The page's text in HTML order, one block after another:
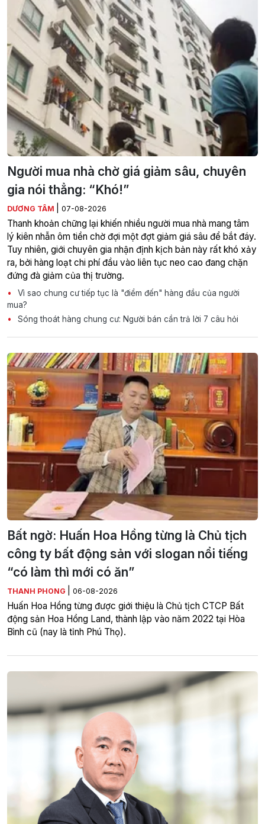
Người mua nhà chờ giá giảm sâu, chuyên
gia nói thẳng: “Khó!”
DƯƠNG TÂM 07-08-2026
Thanh khoản chững lại khiến nhiều người mua nhà mang tâm
lý kiên nhẫn ôm tiền chờ đợi một đợt giảm giá sâu để bắt đáy.
Tuy nhiên, giới chuyên gia nhận định kịch bản này rất khó xảy
ra, bởi hàng loạt chi phí đầu vào liên tục neo cao đang chặn
đứng đà giảm của thị trường.
Vì sao chung cư tiếp tục là "điểm đến" hàng đầu của người
mua?
Sóng thoát hàng chung cư: Người bán cần trả lời 7 câu hỏi
Bất ngờ: Huấn Hoa Hồng từng là Chủ tịch
công ty bất động sản với slogan nổi tiếng
“có làm thì mới có ăn”
THANH PHONG 06-08-2026
Huấn Hoa Hồng từng được giới thiệu là Chủ tịch CTCP Bất
động sản Hoa Hồng Land, thành lập vào năm 2022 tại Hòa
Bình cũ (nay là tỉnh Phú Thọ).